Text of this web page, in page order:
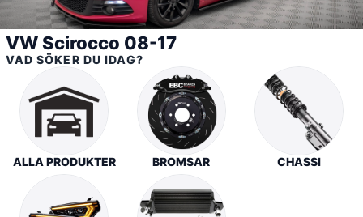
VW Scirocco 08-17
VAD SÖKER DU IDAG?
ALLA PRODUKTER BROMSAR CHASSI